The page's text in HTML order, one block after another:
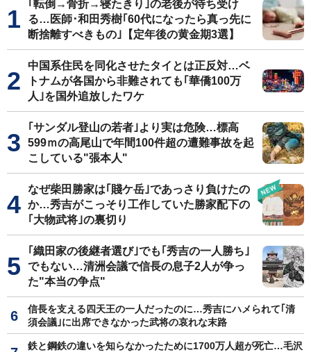
｢転倒→骨折→寝たきり｣の老後が待ち受け
る…医師･和田秀樹｢60代になったら真っ先に
断捨離すべきもの｣【定年後の黄金期3選】
中国系住民を同化させたタイとは正反対…ベ
トナムが各国から非難されても｢華僑100万
人｣を国外追放したワケ
｢サンダル登山の若者｣より実は危険…標高
599ｍの高尾山で年間100件超の遭難事故を起
こしている"張本人"
なぜ柴田勝家は｢賤ケ岳｣であっさり負けたの
か…秀吉がこっそり工作していた勝家配下の
｢大物武将｣の裏切り
｢織田家の後継者選び｣でも｢秀吉の一人勝ち｣
でもない…清洲会議で信長の息子2人が争っ
た"本当の争点"
信長を支える四天王の一人だったのに…秀吉にハメられて｢清
須会議｣に出席できなかった武将の哀れな末路
鉄と鋼鉄の違いを知らなかったために1700万人超が死亡…毛沢